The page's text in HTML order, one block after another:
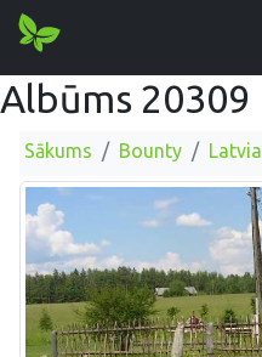
Albūms 20309
Sākums Bounty Latvia